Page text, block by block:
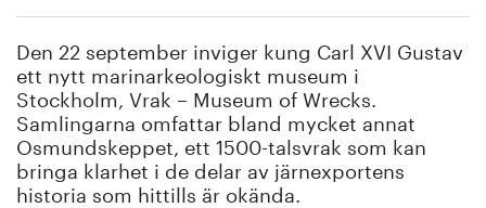
Energi/miljö
Vi tycker
Publicerat
Den 22 september inviger kung Carl XVI Gustav
ett nytt marinarkeologiskt museum i
Stockholm, Vrak – Museum of Wrecks.
Samlingarna omfattar bland mycket annat
Osmundskeppet, ett 1500-talsvrak som kan
bringa klarhet i de delar av järnexportens
historia som hittills är okända.